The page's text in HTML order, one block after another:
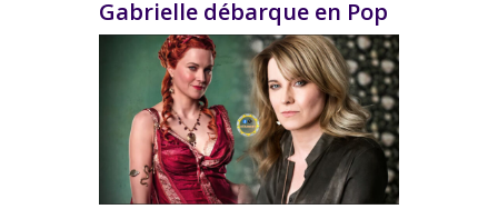
Gabrielle débarque en Pop